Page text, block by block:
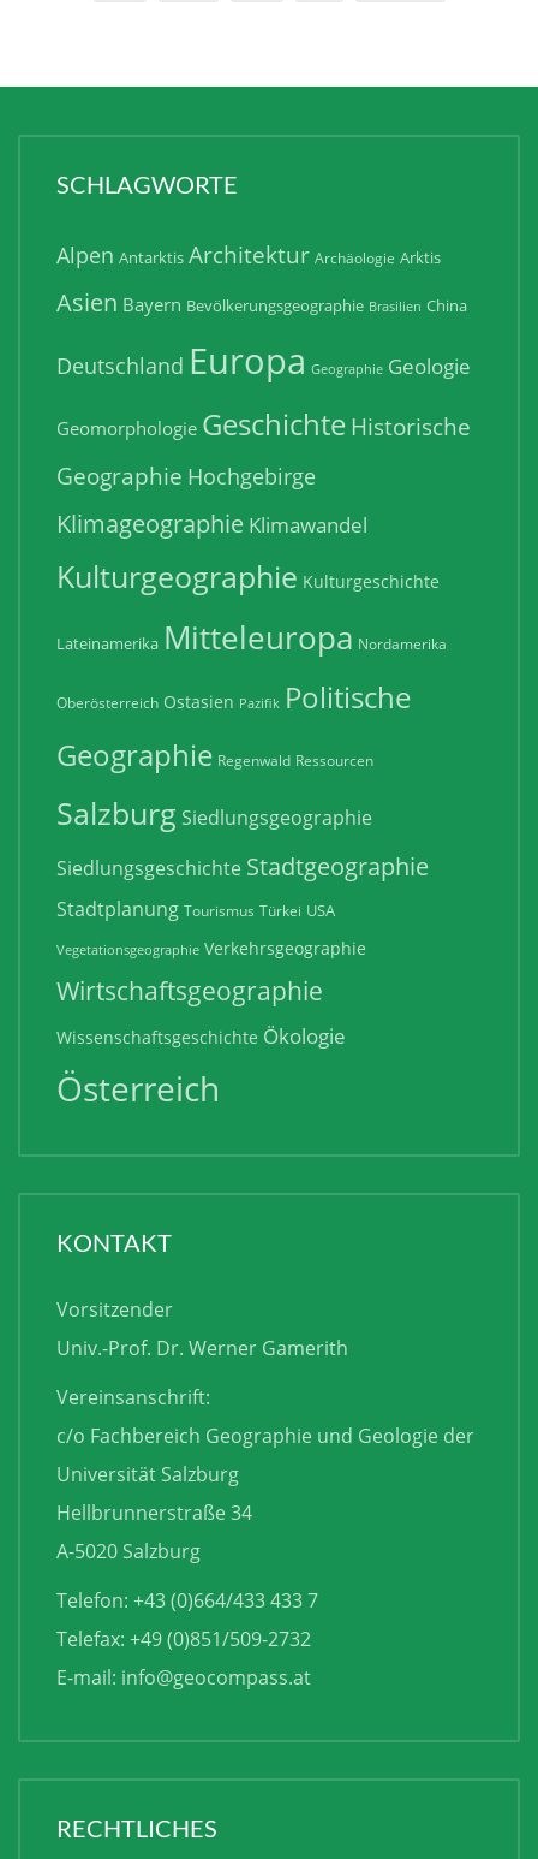
SCHLAGWORTE
Alpen Antarktis Architektur Archäologie Arktis
Asien Bayern Bevölkerungsgeographie Brasilien China
Deutschland Europa Geographie Geologie
Geomorphologie GeschichteHistorische
Geographie Hochgebirge
Klimageographie Klimawandel
Kulturgeographie Kulturgeschichte
Lateinamerika Mitteleuropa Nordamerika
Oberösterreich Ostasien Pazifik Politische
Geographie Regenwald Ressourcen
Salzburg Siedlungsgeographie
Siedlungsgeschichte Stadtgeographie
Stadtplanung Tourismus Türkei USA
Vegetationsgeographie Verkehrsgeographie
Wirtschaftsgeographie
Wissenschaftsgeschichte Ökologie
Österreich
KONTAKT
Vorsitzender
Univ.-Prof. Dr. Werner Gamerith
Vereinsanschrift:
c/o Fachbereich Geographie und Geologie der
Universität Salzburg
Hellbrunnerstraße 34
A-5020 Salzburg
Telefon: +43 (0)664/433 433 7
Telefax: +49 (0)851/509-2732
E-mail: info@geocompass.at
RECHTLICHES